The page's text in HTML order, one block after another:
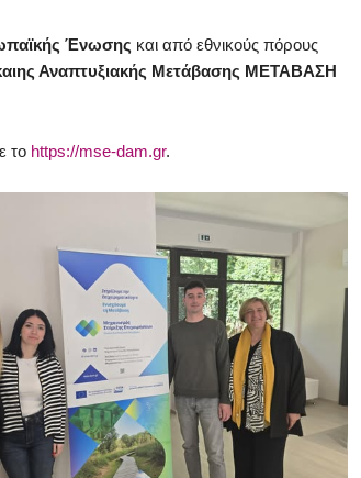
Ένωσης και από εθνικούς πόρους
Αναπτυξιακής Μετάβασης ΜΕΤΑΒΑΣΗ
το https://mse-dam.gr.